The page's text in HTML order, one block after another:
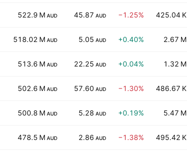
522.9 M AUD 45.87 AUD −1.25% 425.04 K
518.02 M AUD 5.05 AUD +0.40% 2.67 M
513.6 M AUD 22.25 AUD +0.04% 1.32 M
502.6 M AUD 57.60 AUD −1.30% 486.67 K
500.8 M AUD 5.28 AUD +0.19% 5.47 M
478.5 M AUD 2.86 AUD −1.38% 495.42 K